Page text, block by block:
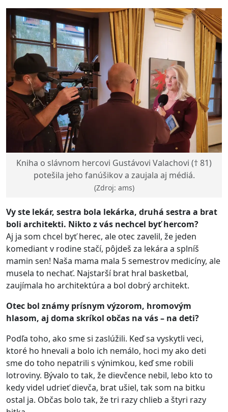
Kniha o slávnom hercovi Gustávovi Valachovi († 81)
potešila jeho fanúšikov a zaujala aj médiá.
(Zdroj: ams)
Vy ste lekár, sestra bola lekárka, druhá sestra a brat
boli architekti. Nikto z vás nechcel byť hercom?
Aj ja som chcel byť herec, ale otec zavelil, že jeden
komediant v rodine stačí, pôjdeš za lekára a splníš
mamin sen! Naša mama mala 5 semestrov medicíny, ale
musela to nechať. Najstarší brat hral basketbal,
zaujímala ho architektúra a bol dobrý architekt.
Otec bol známy prísnym výzorom, hromovým
hlasom, aj doma skríkol občas na vás – na deti?
Podľa toho, ako sme si zaslúžili. Keď sa vyskytli veci,
ktoré ho hnevali a bolo ich nemálo, hoci my ako deti
sme do toho nepatrili s výnimkou, keď sme robili
lotroviny. Bývalo to tak, že dievčence nebil, lebo kto to
kedy videl udrieť dievča, brat ušiel, tak som na bitku
ostal ja. Občas bolo tak, že tri razy chlieb a štyri razy